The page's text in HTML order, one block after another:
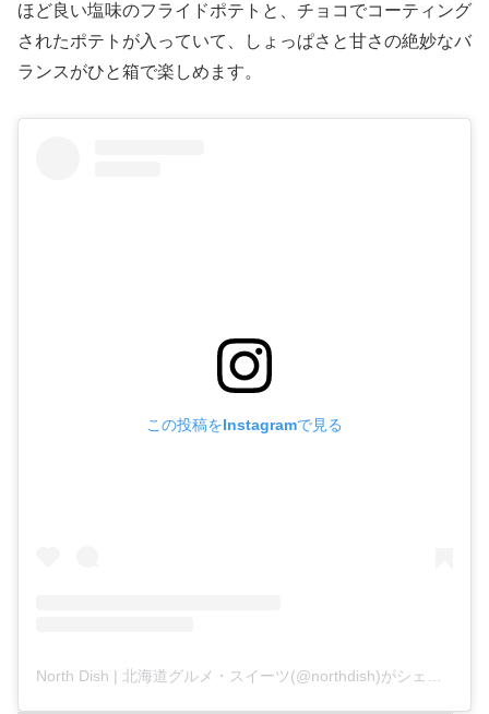
ほど良い塩味のフライドポテトと、チョコでコーティング
されたポテトが入っていて、しょっぱさと甘さの絶妙なバ
ランスがひと箱で楽しめます。
この投稿をInstagramで見る
North Dish | 北海道グルメ・スイーツ(@northdish)がシェアした投稿